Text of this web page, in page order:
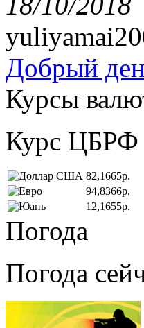
Добрый
Курсы
Курс ЦБРФ
82,1665р.
94,8366р.
12,1655р.
Погода
Погода